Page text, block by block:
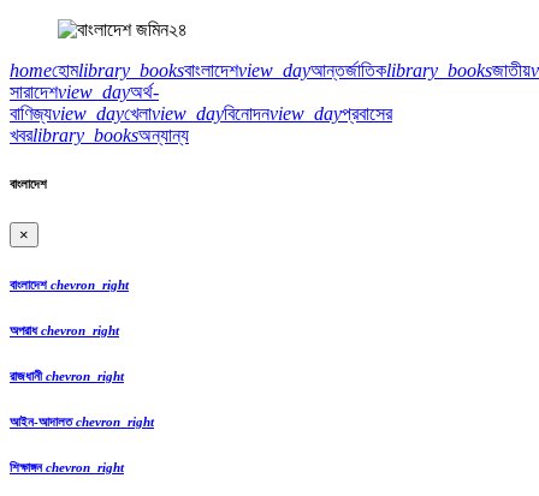
homeহোমlibrary_booksবাংলাদেশview_dayআন্তর্জাতিকlibrary_booksজাতীয়
সারাদেশview_dayঅর্থ-
বাণিজ্যview_dayখেলাview_dayবিনোদনview_dayপ্রবাসের
খবরlibrary_booksঅন্যান্য
বাংলাদেশ
×
বাংলাদেশ chevron_right
অপরাধchevron_right
রাজধানীchevron_right
আইন-আদালতchevron_right
শিক্ষাঙ্গনchevron_right